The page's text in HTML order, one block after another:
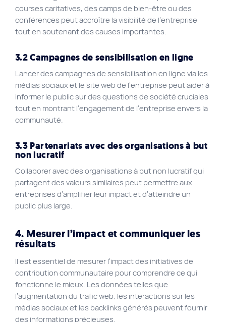
courses caritatives, des camps de bien-être ou des
conférences peut accroître la visibilité de l’entreprise
tout en soutenant des causes importantes.
3.2 Campagnes de sensibilisation en ligne
Lancer des campagnes de sensibilisation en ligne via les
médias sociaux et le site web de l’entreprise peut aider à
informer le public sur des questions de société cruciales
tout en montrant l’engagement de l’entreprise envers la
communauté.
3.3 Partenariats avec des organisations à but
non lucratif
Collaborer avec des organisations à but non lucratif qui
partagent des valeurs similaires peut permettre aux
entreprises d’amplifier leur impact et d’atteindre un
public plus large.
4. Mesurer l’impact et communiquer les
résultats
Il est essentiel de mesurer l’impact des initiatives de
contribution communautaire pour comprendre ce qui
fonctionne le mieux. Les données telles que
l’augmentation du trafic web, les interactions sur les
médias sociaux et les backlinks générés peuvent fournir
des informations précieuses.